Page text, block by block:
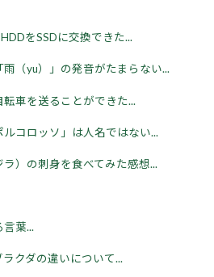
をSSDに交換できた...
（yu）」の発音がたまらない...
車を送ることができた...
コロッソ」は人名ではない...
）の刺身を食べてみた感想...
葉...
クダの違いについて...